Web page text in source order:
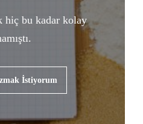
hiç bu kadar kolay
İstiyorum